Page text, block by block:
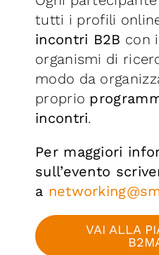
tutti i profili
incontri B2B con
organismi di
modo da
proprio
incontri.
Per maggiori
sull’evento
a
VAI ALLA